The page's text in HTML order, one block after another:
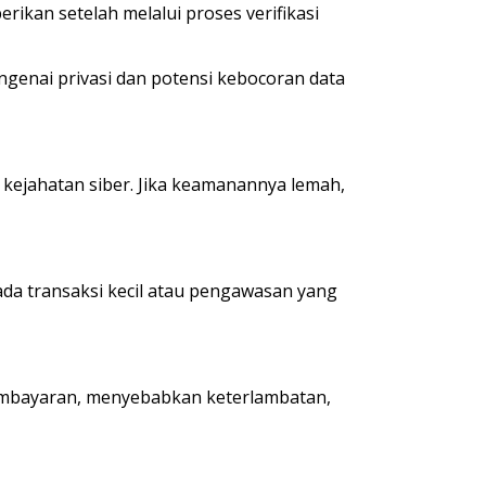
setelah melalui proses verifikasi
privasi dan potensi kebocoran data
siber. Jika keamanannya lemah,
transaksi kecil atau pengawasan yang
menyebabkan keterlambatan,